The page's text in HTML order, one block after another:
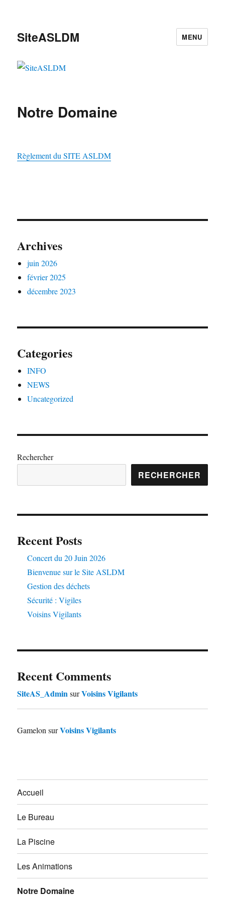
SiteASLDM MENU
Notre Domaine
Règlement du SITE ASLDM
Archives
juin 2026
février 2025
décembre 2023
Categories
INFO
NEWS
Uncategorized
Rechercher
RECHERCHER
Recent Posts
Concert du 20 Juin 2026
Bienvenue sur le Site ASLDM
Gestion des déchets
Sécurité : Vigiles
Voisins Vigilants
Recent Comments
SiteAS_AdminsurVoisins Vigilants
GamelonsurVoisins Vigilants
Accueil
Le Bureau
La Piscine
Les Animations
Notre Domaine